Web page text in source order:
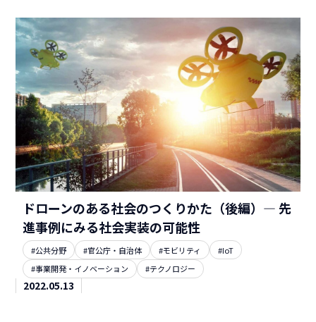
ドローンのある社会のつくりかた（後編）― 先
進事例にみる社会実装の可能性
#公共分野 #官公庁・自治体 #モビリティ
#IoT
#事業開発・イノベーション
#テクノロジー
2022.05.13